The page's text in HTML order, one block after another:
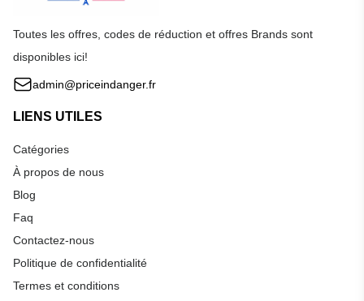
Toutes les offres, codes de réduction et offres Brands sont
disponibles ici!
admin@priceindanger.fr
LIENS UTILES
Catégories
À propos de nous
Blog
Faq
Contactez-nous
Politique de confidentialité
Termes et conditions